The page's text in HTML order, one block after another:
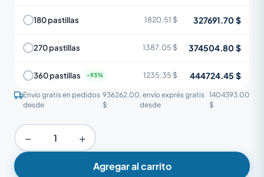
180 pastillas 1820.51 $ 327691.70 $
270 pastillas 1387.05 $ 374504.80 $
360 pastillas 1235.35 $ 444724.45 $
Envío gratis en pedidos
desde
936262.00
$
, envío exprés gratis
desde
1404393.00
$
− +
Agregar al carrito